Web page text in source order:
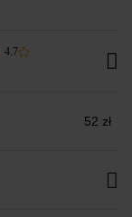
4.7
52 zł